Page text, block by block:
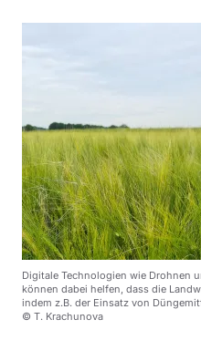
Digitale Technologien wie Drohnen
können dabei helfen, dass die
indem z.B. der Einsatz von
© T. Krachunova